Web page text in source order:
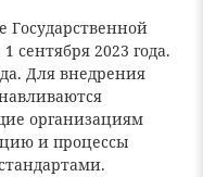
Государственной
сентября 2023 года.
Для внедрения
организациям
и процессы